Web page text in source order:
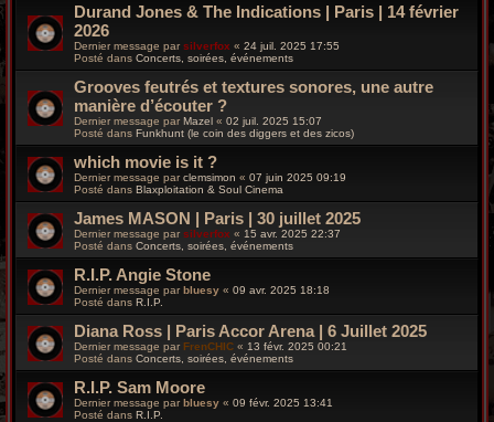
Durand Jones & The Indications | Paris | 14 février
2026
Dernier message par silverfox « 24 juil. 2025 17:55
Posté dans Concerts, soirées, événements
Grooves feutrés et textures sonores, une autre
manière d’écouter ?
Dernier message par Mazel « 02 juil. 2025 15:07
Posté dans Funkhunt (le coin des diggers et des zicos)
which movie is it ?
Dernier message parclemsimon « 07 juin 2025 09:19
Posté dans Blaxploitation & Soul Cinema
James MASON | Paris | 30 juillet 2025
Dernier message par silverfox « 15 avr. 2025 22:37
Posté dans Concerts, soirées, événements
R.I.P. Angie Stone
Dernier message parbluesy « 09 avr. 2025 18:18
Posté dans R.I.P.
Diana Ross | Paris Accor Arena | 6 Juillet 2025
Dernier message par FrenCHIC « 13 févr. 2025 00:21
Posté dans Concerts, soirées, événements
R.I.P. Sam Moore
Dernier message parbluesy « 09 févr. 2025 13:41
Posté dans R.I.P.